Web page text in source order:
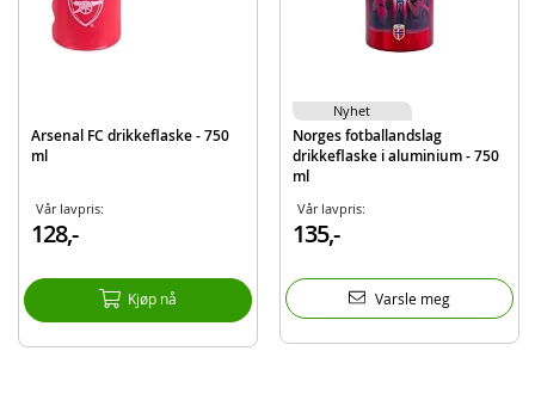
Arsenal FC drikkeflaske - 750
ml
Vår lavpris:
128,-
Kjøp nå
Norges fotballandslag
drikkeflaske i aluminium - 750
ml
Vår lavpris:
135,-
Varsle meg
Nyhet